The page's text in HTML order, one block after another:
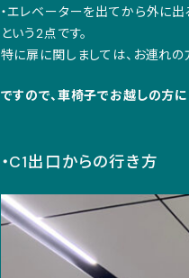
・エレベーターを出てから外に
という2点です。
特に扉に関しましては、お連れ
ですので、車椅子でお越しの方
・C1出口からの行き方